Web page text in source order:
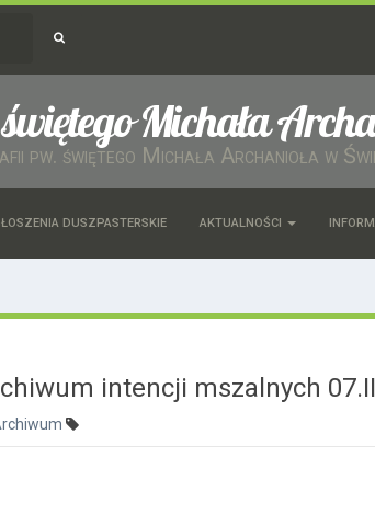
Michała
pw. świętego Michała Archanioła w
DUSZPASTERSKIE AKTUALNOŚCI
intencji mszalnych